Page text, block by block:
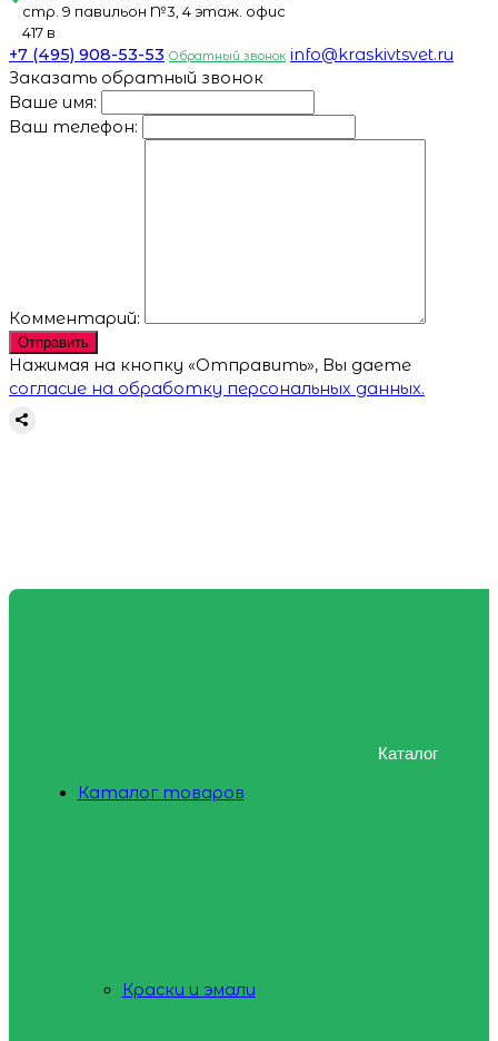
стр. 9 павильон №3, 4 этаж. офис
417 в
+7 (495) 908-53-53 Обратный звонок info@kraskivtsvet.ru
Заказать обратный звонок
Ваше имя:
Ваш телефон:
Комментарий:
Отправить
Нажимая на кнопку «Отправить», Вы даете
согласие на обработку персональных данных.
Каталог
Каталог товаров
Краски и эмали